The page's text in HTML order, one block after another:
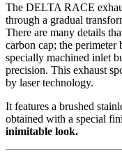
The DELTA RACE
through a gradual
There are many details
carbon cap; the perimeter
specially machined inlet
precision. This exhaust
by laser technology.
It features a brushed
obtained with a special
inimitable look.